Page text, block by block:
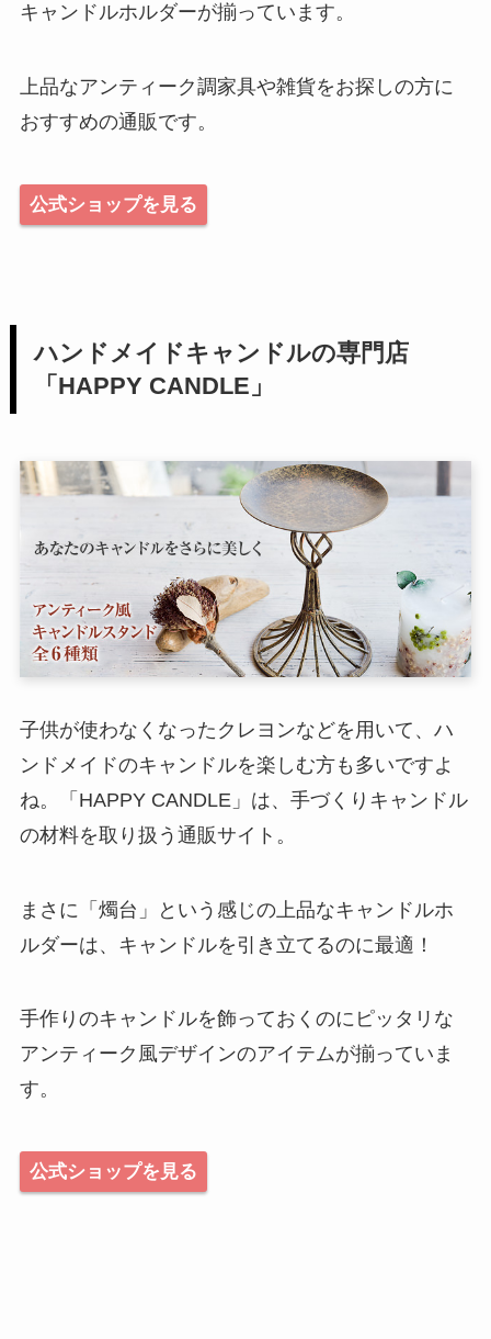
キャンドルホルダーが揃っています。
上品なアンティーク調家具や雑貨をお探しの方に
おすすめの通販です。
公式ショップを見る
ハンドメイドキャンドルの専門店
「HAPPY CANDLE」
子供が使わなくなったクレヨンなどを用いて、ハ
ンドメイドのキャンドルを楽しむ方も多いですよ
ね。「HAPPY CANDLE」は、手づくりキャンドル
の材料を取り扱う通販サイト。
まさに「燭台」という感じの上品なキャンドルホ
ルダーは、キャンドルを引き立てるのに最適！
手作りのキャンドルを飾っておくのにピッタリな
アンティーク風デザインのアイテムが揃っていま
す。
公式ショップを見る